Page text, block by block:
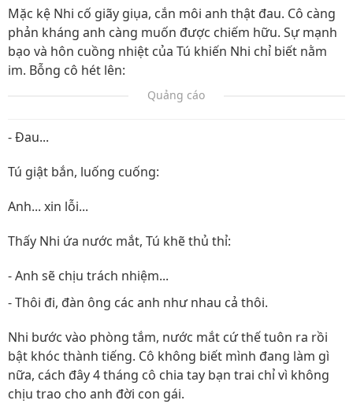
Mặc kệ Nhi cố giãy giụa, cắn môi anh thật đau. Cô càng
phản kháng anh càng muốn được chiếm hữu. Sự mạnh
bạo và hôn cuồng nhiệt của Tú khiến Nhi chỉ biết nằm
im. Bỗng cô hét lên:
Quảng cáo
- Đau...
Tú giật bắn, luống cuống:
Anh... xin lỗi...
Thấy Nhi ứa nước mắt, Tú khẽ thủ thỉ:
- Anh sẽ chịu trách nhiệm...
- Thôi đi, đàn ông các anh như nhau cả thôi.
Nhi bước vào phòng tắm, nước mắt cứ thế tuôn ra rồi
bật khóc thành tiếng. Cô không biết mình đang làm gì
nữa, cách đây 4 tháng cô chia tay bạn trai chỉ vì không
chịu trao cho anh đời con gái.